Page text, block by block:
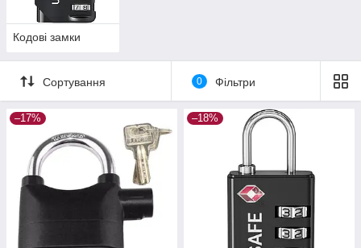
Кодові замки
Сортування 0 Фільтри
–17% –18%